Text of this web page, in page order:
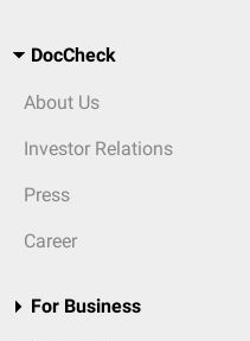
DocCheck
About Us
Investor Relations
Press
Career
For Business